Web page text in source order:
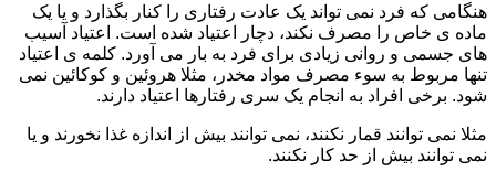
هنگامی که فرد نمی تواند یک عادت رفتاری را کنار بگذارد و یا یک
ماده ی خاص را مصرف نکند، دچار اعتیاد شده است. اعتیاد آسیب
های جسمی و روانی زیادی برای فرد به بار می آورد. کلمه ی اعتیاد
تنها مربوط به سوء مصرف مواد مخدر، مثلا هروئین و کوکائین نمی
شود. برخی افراد به انجام یک سری رفتارها اعتیاد دارند.
مثلا نمی توانند قمار نکنند، نمی توانند بیش از اندازه غذا نخورند و یا
نمی توانند بیش از حد کار نکنند.